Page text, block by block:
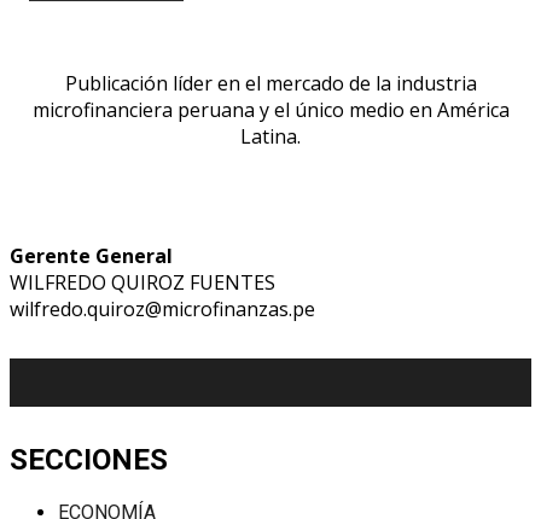
Publicación líder en el mercado de la industria
microfinanciera peruana y el único medio en América
Latina.
Gerente General
WILFREDO QUIROZ FUENTES
wilfredo.quiroz@microfinanzas.pe
SECCIONES
ECONOMÍA